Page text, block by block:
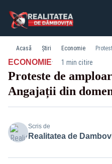
Acasă Știri Economie
ECONOMIE· 1 min citire
Proteste de
Angajații din
Scris de
Realitatea de